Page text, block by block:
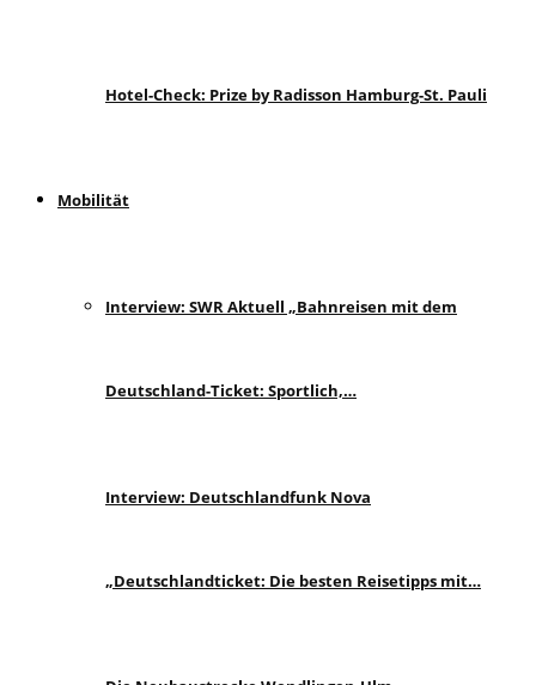
Hotel-Check: Prize by Radisson Hamburg-St. Pauli
Mobilität
Interview: SWR Aktuell „Bahnreisen mit dem
Deutschland-Ticket: Sportlich,…
Interview: Deutschlandfunk Nova
„Deutschlandticket: Die besten Reisetipps mit…